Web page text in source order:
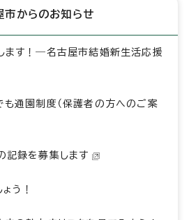
市からのお知らせ
ます！―名古屋市結婚新生活応援
も通園制度（保護者の方へのご案
記録を募集します
う！